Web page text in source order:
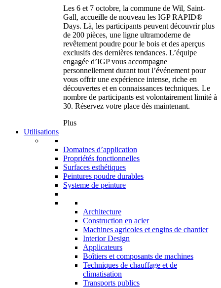
Les 6 et 7 octobre, la commune de Wil, Saint-
Gall, accueille de nouveau les IGP RAPID®
Days. Là, les participants peuvent découvrir plus
de 200 pièces, une ligne ultramoderne de
revêtement poudre pour le bois et des aperçus
exclusifs des dernières tendances. L’équipe
engagée d’IGP vous accompagne
personnellement durant tout l’événement pour
vous offrir une expérience intense, riche en
découvertes et en connaissances techniques. Le
nombre de participants est volontairement limité à
30. Réservez votre place dès maintenant.
Plus
Utilisations
Domaines d’application
Propriétés fonctionnelles
Surfaces esthétiques
Peintures poudre durables
Systeme de peinture
Architecture
Construction en acier
Machines agricoles et engins de chantier
Interior Design
Applicateurs
Boîtiers et composants de machines
Techniques de chauffage et de
climatisation
Transports publics